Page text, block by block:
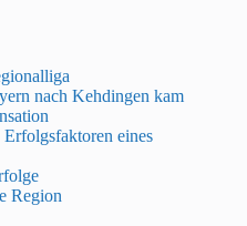
nach Kehdingen kam
eines
Region